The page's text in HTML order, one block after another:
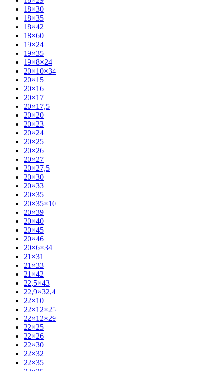
18×30
18×35
18×42
18×60
19×24
19×35
19×8×24
20×10×34
20×15
20×16
20×17
20×17,5
20×20
20×23
20×24
20×25
20×26
20×27
20×27,5
20×30
20×33
20×35
20×35×10
20×39
20×40
20×45
20×46
20×6×34
21×31
21×33
21×42
22,5×43
22,9×32,4
22×10
22×12×25
22×12×29
22×25
22×26
22×30
22×32
22×35